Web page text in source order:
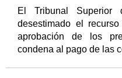
El Tribunal
desestimado el
aprobación de los
condena al pago de las